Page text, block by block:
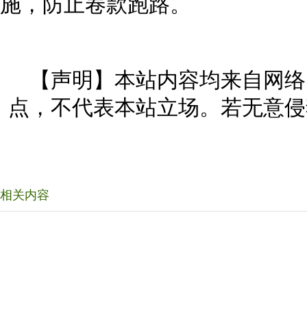
施，防止卷款跑路。
【声明】本站内容均来自网
点，不代表本站立场。若无意
相关内容